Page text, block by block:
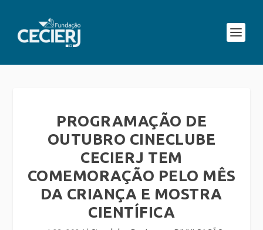
PROGRAMAÇÃO DE
OUTUBRO CINECLUBE
CECIERJ TEM
COMEMORAÇÃO PELO MÊS
DA CRIANÇA E MOSTRA
CIENTÍFICA